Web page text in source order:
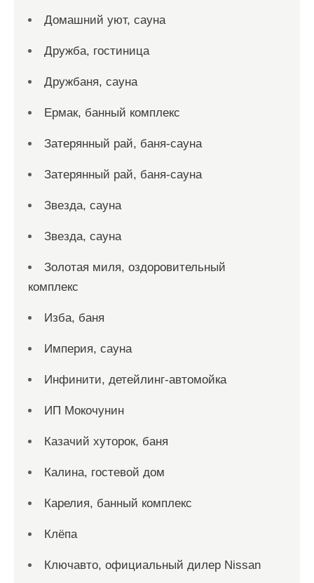
Домашний уют, сауна
Дружба, гостиница
Дружбаня, сауна
Ермак, банный комплекс
Затерянный рай, баня-сауна
Затерянный рай, баня-сауна
Звезда, сауна
Звезда, сауна
Золотая миля, оздоровительный
комплекс
Изба, баня
Империя, сауна
Инфинити, детейлинг-автомойка
ИП Мокочунин
Казачий хуторок, баня
Калина, гостевой дом
Карелия, банный комплекс
Клёпа
Ключавто, официальный дилер Nissan